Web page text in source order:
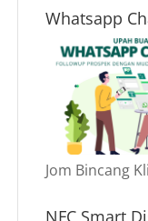
Whatsapp
Jom Bincang
NFC Smart